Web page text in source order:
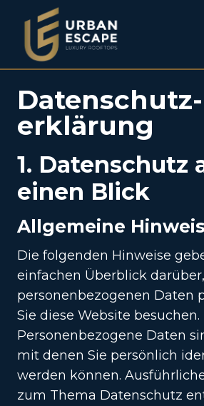
springen
Datenschutz­
erklärung
1. Datenschutz
einen Blick
Allgemeine
Die folgenden Hinweise
einfachen Überblick
personenbezogenen Daten
Sie diese Website besuchen.
Personenbezogene Daten
mit denen Sie persönlich
werden können.
zum Thema Datenschutz